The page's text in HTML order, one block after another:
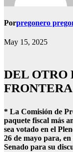
Porpregonero
May 15, 2025
DEL OTRO
* La Comisión de
paquete fiscal más
sea votado en el
26 de mayo para,
Senado para su